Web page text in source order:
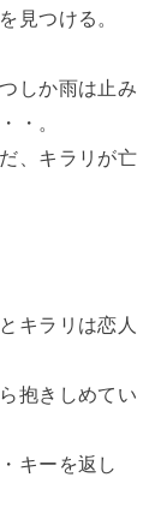
見つける。
しか雨は止み
・。
、キラリが亡
キラリは恋人
抱きしめてい
キーを返し